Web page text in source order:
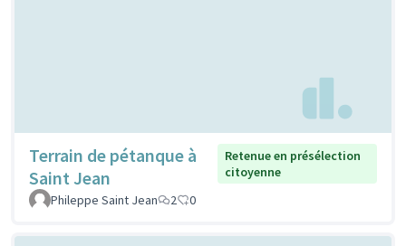
Terrain de pétanque à
Saint Jean
Retenue en présélection
citoyenne
Phileppe Saint Jean
2 0